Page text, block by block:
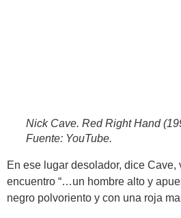
Nick Cave. Red Right Hand
Fuente: YouTube.
En ese lugar desolador, dice Cave,
encuentro “…un hombre alto y
negro polvoriento y con una roja